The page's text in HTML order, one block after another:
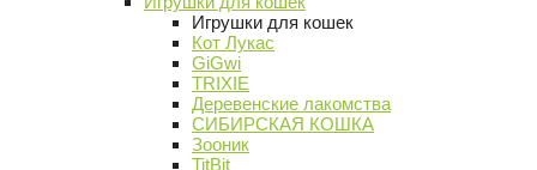
Игрушки для кошек
Кот Лукас
GiGwi
TRIXIE
Деревенские лакомства
СИБИРСКАЯ КОШКА
Зооник
TitBit